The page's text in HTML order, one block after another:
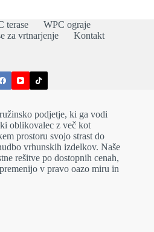
terase
WPC ograje
za vrtnarjenje Kontakt
podjetje, ki ga vodi
oblikovalec z več kot
prostoru svojo strast do
vrhunskih izdelkov. Naše
rešitve po dostopnih cenah,
v pravo oazo miru in